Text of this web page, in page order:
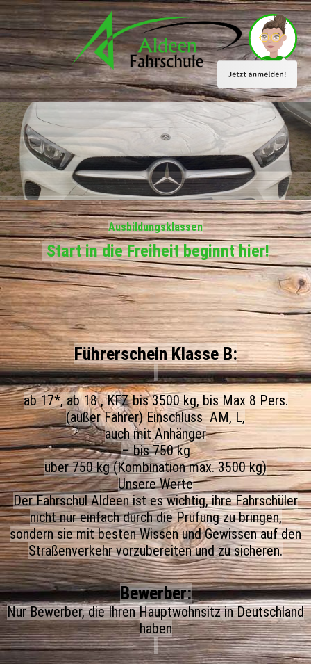
Ausbildungsklassen
Start in die Freiheit beginnt hier!
Führerschein Klasse B:
ab 17*, ab 18 , KFZ bis 3500 kg, bis Max 8 Pers.
(außer Fahrer) Einschluss AM, L,
auch mit Anhänger
– bis 750 kg
über 750 kg (Kombination max. 3500 kg)
Unsere Werte
Der Fahrschul Aldeen ist es wichtig, ihre Fahrschüler
nicht nur einfach durch die Prüfung zu bringen,
sondern sie mit besten Wissen und Gewissen auf den
Straßenverkehr vorzubereiten und zu sicheren.
Bewerber:
Nur Bewerber, die Ihren Hauptwohnsitz in Deutschland
haben